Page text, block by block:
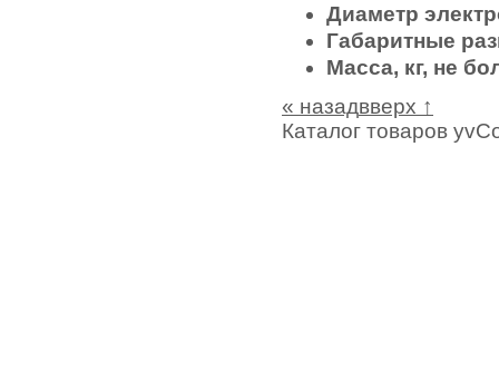
Диаметр
Габаритные
Масса, кг, не
« назадвверх ↑
Каталог товаров